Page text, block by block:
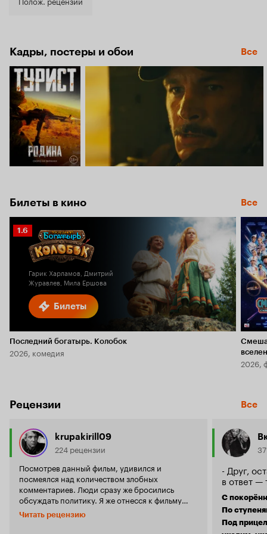
Кадры, постеры и обои Все
Билеты в кино Все
Билеты
Рейтинг
Кинопоиска
1.6
Гарик Харламов, Дмитрий
Журавлев, Мила Ершова
Последний богатырь. Колобок
2026, комедия
2026,
Рецензии Все
krupakirill09
224 рецензии
Посмотрев данный фильм, удивился и
посмеялся над количеством злобных
комментариев. Люди сразу же бросились
обсуждать политику. Я же отнесся к фильму
просто как к художественному произведению.
В отличии от той же дилогии «Шугалей» фильм
Читать рецензию
- Друг,
в ответ —
С
По
Под